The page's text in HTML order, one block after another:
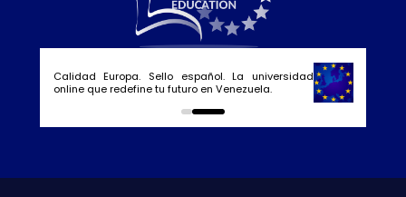
Calidad Europa. Sello español. La universidad
online que redefine tu futuro en Venezuela.
0 1